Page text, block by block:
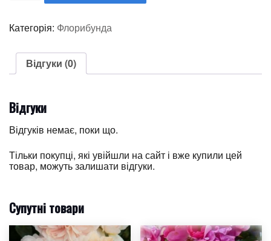
Категорія: Флорибунда
Відгуки (0)
Відгуки
Відгуків немає, поки що.
Тільки покупці, які увійшли на сайт і вже купили цей
товар, можуть залишати відгуки.
Супутні товари